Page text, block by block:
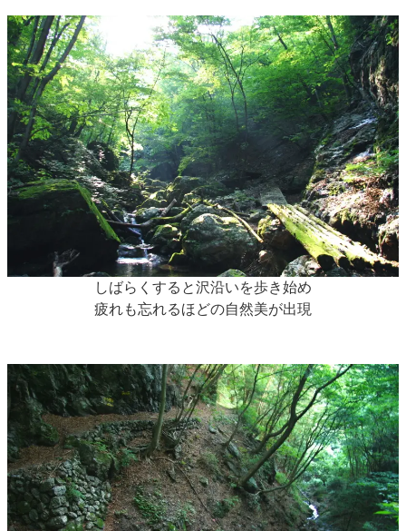
しばらくすると沢沿いを歩き始め
疲れも忘れるほどの自然美が出現